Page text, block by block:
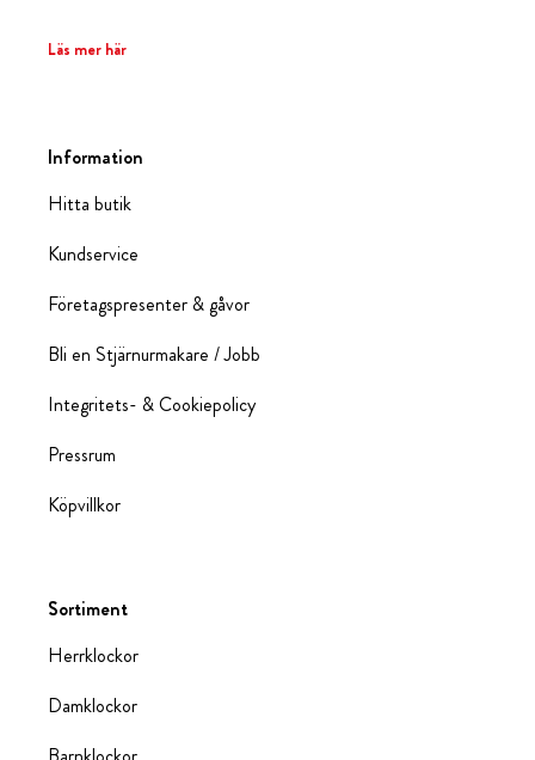
Läs mer här
Information
Hitta butik
Kundservice
Företagspresenter & gåvor
Bli en Stjärnurmakare / Jobb
Integritets- & Cookiepolicy
Pressrum
Köpvillkor
Sortiment
Herrklockor
Damklockor